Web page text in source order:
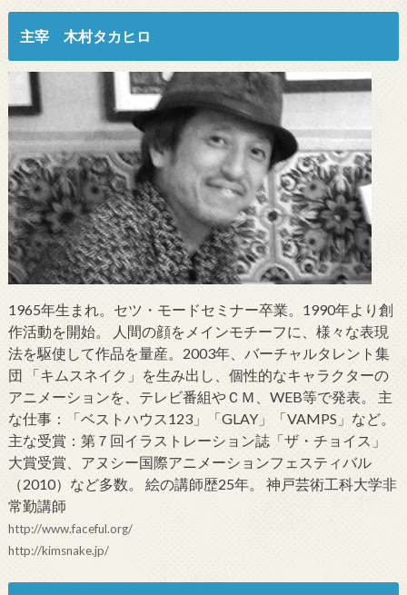
主宰 木村タカヒロ
1965年生まれ。セツ・モードセミナー卒業。1990年より創
作活動を開始。 人間の顔をメインモチーフに、様々な表現
法を駆使して作品を量産。2003年、バーチャルタレント集
団 「キムスネイク」を生み出し、個性的なキャラクターの
アニメーションを、テレビ番組やＣＭ、WEB等で発表。 主
な仕事：「ベストハウス123」「GLAY」「VAMPS」など。
主な受賞：第７回イラストレーション誌「ザ・チョイス」
大賞受賞、アヌシー国際アニメーションフェスティバル
（2010）など多数。 絵の講師歴25年。 神戸芸術工科大学非
常勤講師
http://www.faceful.org/
http://kimsnake.jp/